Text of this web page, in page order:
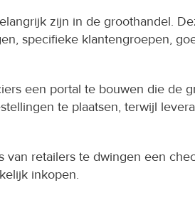
zijn in de groothandel.
specifieke klantengroepen,
een portal te bouwen die de
te plaatsen, terwijl
retailers te dwingen een
inkopen.